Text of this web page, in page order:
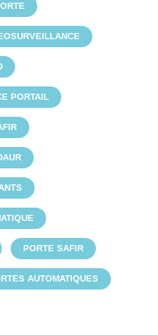
PORTAIL
PORTE SAFIR
AUTOMATIQUES